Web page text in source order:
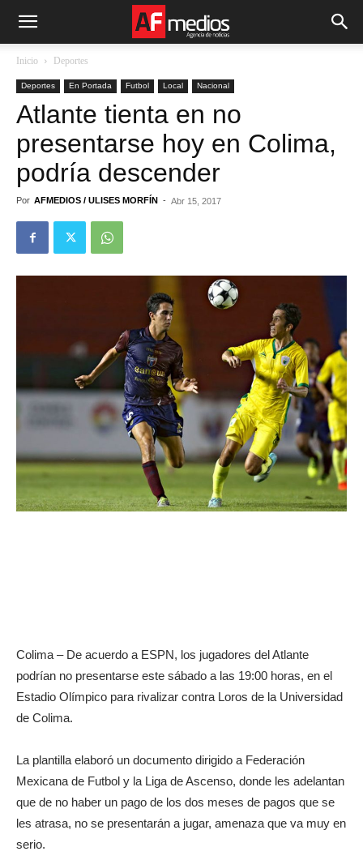
Inicio Deportes
Deportes En Portada Futbol Local Nacional
Atlante tienta en no
presentarse hoy en Colima,
podría descender
Por AFMEDIOS / ULISES MORFÍN - Abr 15, 2017
Colima – De acuerdo a ESPN, los jugadores del Atlante
podrían no presentarse este sábado a las 19:00 horas, en el
Estadio Olímpico para rivalizar contra Loros de la Universidad
de Colima.
La plantilla elaboró un documento dirigido a Federación
Mexicana de Futbol y la Liga de Ascenso, donde les adelantan
que de no haber un pago de los dos meses de pagos que se
les atrasa, no se presentarán a jugar, amenaza que va muy en
serio.